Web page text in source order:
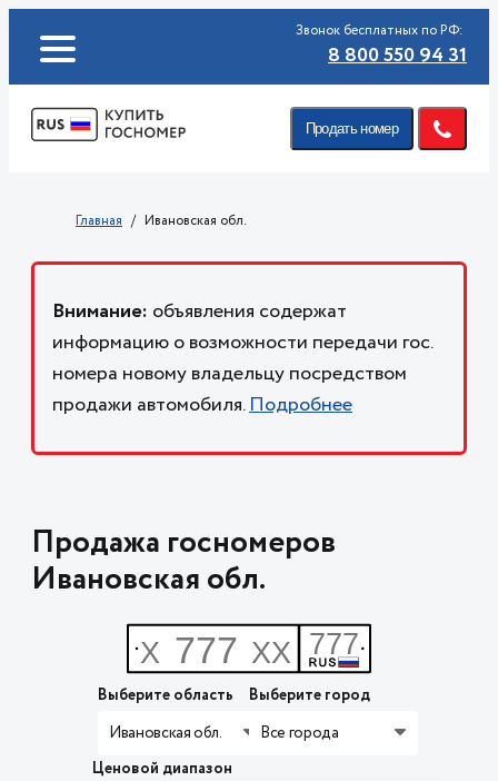
Звонок бесплатных по РФ:
8 800 550 94 31
Продать номер
Главная Ивановская обл.
Внимание: объявления содержат
информацию о возможности передачи гос.
номера новому владельцу посредством
продажи автомобиля.Подробнее
Продажа госномеров
Ивановская обл.
Выберите область
Ивановская обл.
Выберите город
Все города
Ценовой диапазон